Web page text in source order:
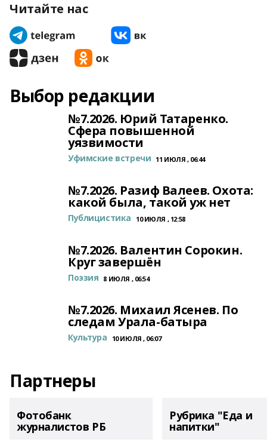
Читайте нас
Выбор редакции
№7.2026. Юрий Татаренко.
Сфера повышенной
уязвимости
Уфимские встречи 11 ИЮЛЯ , 06:44
№7.2026. Разиф Валеев. Охота:
какой была, такой уж нет
Публицистика 10 ИЮЛЯ , 12:58
№7.2026. Валентин Сорокин.
Круг завершён
Поэзия 8 ИЮЛЯ , 06:54
№7.2026. Михаил Ясенев. По
следам Урала-батыра
Культура 10 ИЮЛЯ , 06:07
Партнеры
Фотобанк
журналистов РБ
Рубрика "Еда и
напитки"